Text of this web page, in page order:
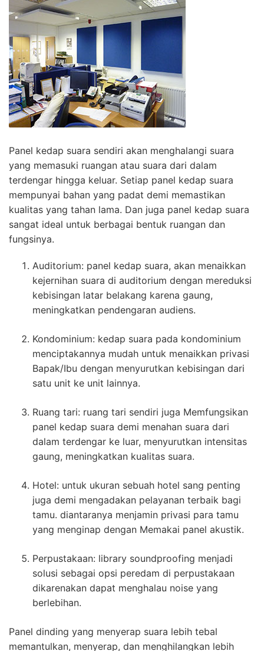
Panel kedap suara sendiri akan menghalangi suara
yang memasuki ruangan atau suara dari dalam
terdengar hingga keluar. Setiap panel kedap suara
mempunyai bahan yang padat demi memastikan
kualitas yang tahan lama. Dan juga panel kedap suara
sangat ideal untuk berbagai bentuk ruangan dan
fungsinya.
Auditorium: panel kedap suara, akan menaikkan
kejernihan suara di auditorium dengan mereduksi
kebisingan latar belakang karena gaung,
meningkatkan pendengaran audiens.
Kondominium: kedap suara pada kondominium
menciptakannya mudah untuk menaikkan privasi
Bapak/Ibu dengan menyurutkan kebisingan dari
satu unit ke unit lainnya.
Ruang tari: ruang tari sendiri juga Memfungsikan
panel kedap suara demi menahan suara dari
dalam terdengar ke luar, menyurutkan intensitas
gaung, meningkatkan kualitas suara.
Hotel: untuk ukuran sebuah hotel sang penting
juga demi mengadakan pelayanan terbaik bagi
tamu. diantaranya menjamin privasi para tamu
yang menginap dengan Memakai panel akustik.
Perpustakaan: library soundproofing menjadi
solusi sebagai opsi peredam di perpustakaan
dikarenakan dapat menghalau noise yang
berlebihan.
Panel dinding yang menyerap suara lebih tebal
memantulkan, menyerap, dan menghilangkan lebih